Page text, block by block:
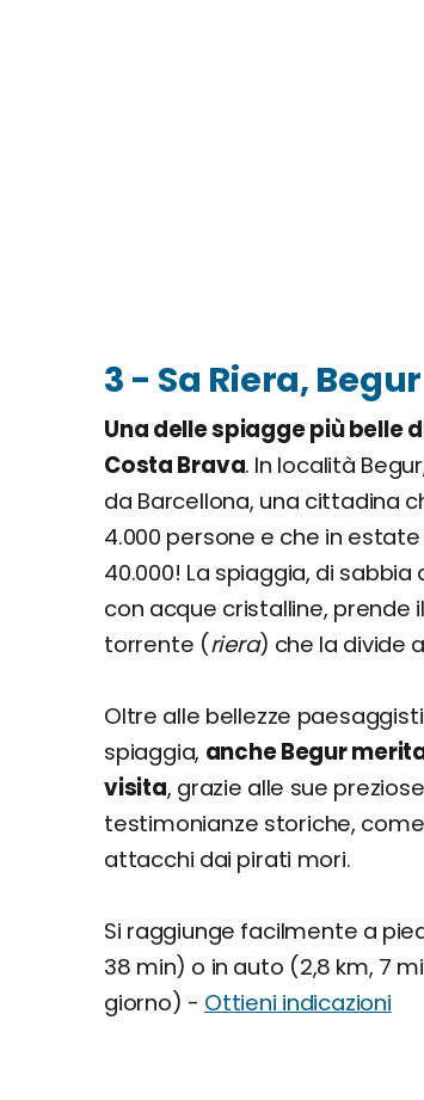
3 - Sa Riera, Begur
Una delle spiagge più belle
Costa Brava. In località
da Barcellona, una cittadina
4.000 persone e che in
40.000! La spiaggia, di sabbia
con acque cristalline, prende
torrente (riera) che la divide
Oltre alle bellezze
spiaggia, anche Begur
visita, grazie alle sue preziose
testimonianze storiche,
attacchi dai pirati mori.
Si raggiunge facilmente a
38 min) o in auto (2,8 km, 7
giorno) - Ottieni indicazioni